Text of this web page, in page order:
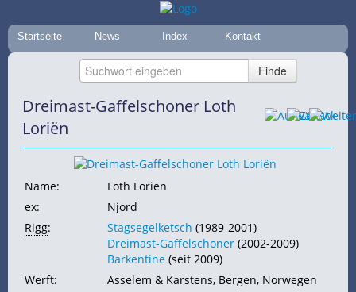
Startseite News Index Kontakt
Dreimast-Gaffelschoner Loth
Loriën
Name:
Loth Loriën
ex:
Njord
Rigg: Stagsegelketsch (1989-2001)
Dreimast-Gaffelschoner (2002-2009)
Barkentine (seit 2009)
Werft:
Asselem & Karstens, Bergen, Norwegen